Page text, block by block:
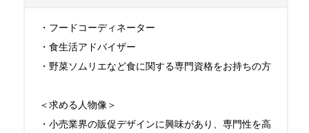
・フードコーディネーター
・⾷⽣活アドバイザー
・野菜ソムリエなど⾷に関する専⾨資格をお持ちの⽅
＜求める人物像＞
・小売業界の販促デザインに興味があり、専門性を高